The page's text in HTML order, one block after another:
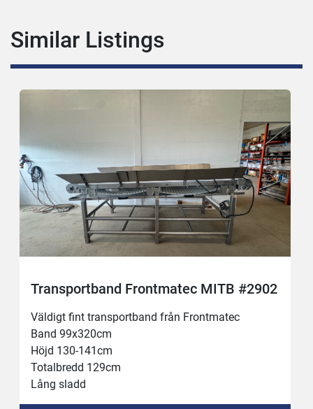
Similar Listings
Transportband Frontmatec MITB #2902
Väldigt fint transportband från Frontmatec
Band 99x320cm
Höjd 130-141cm
Totalbredd 129cm
Lång sladd
Ny strömställare